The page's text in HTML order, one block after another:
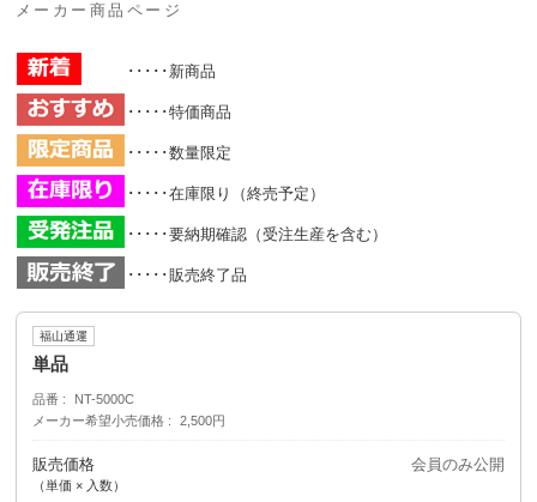
メーカー商品ページ
･････新商品
･････特価商品
･････数量限定
･････在庫限り（終売予定）
･････要納期確認（受注生産を含む）
･････販売終了品
福山通運
単品
品番
NT-5000C
メーカー希望小売価格
2,500円
販売価格
（単価 × 入数）
会員のみ公開